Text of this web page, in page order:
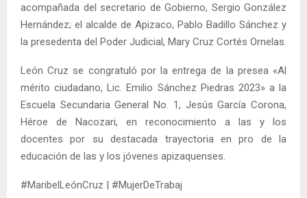
acompañada del secretario de Gobierno, Sergio González
Hernández; el alcalde de Apizaco, Pablo Badillo Sánchez y
la presedenta del Poder Judicial, Mary Cruz Cortés Ornelas.
León Cruz se congratuló por la entrega de la presea «Al
mérito ciudadano, Lic. Emilio Sánchez Piedras 2023» a la
Escuela Secundaria General No. 1, Jesús García Corona,
Héroe de Nacozari, en reconocimiento a las y los
docentes por su destacada trayectoria en pro de la
educación de las y los jóvenes apizaquenses.
#MaribelLeónCruz | #MujerDeTrabaj